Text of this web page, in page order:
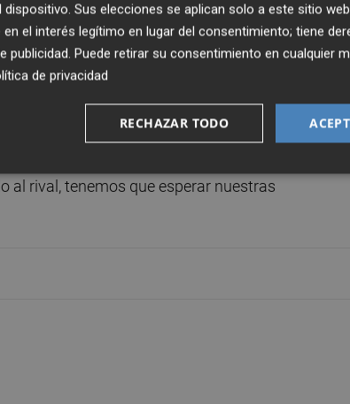
trabajo de Negredo y espera que en los
el nivel de juego que deslumbró al público
serie de críticas, al igual que cuando un equipo
al rival, tenemos que esperar nuestras
Sus elecciones se aplican solo a este sitio
el interés legítimo en lugar del consentimiento; tiene
publicidad. Puede retirar su consentimiento en cualquier
de privacidad
RECHAZAR TODO